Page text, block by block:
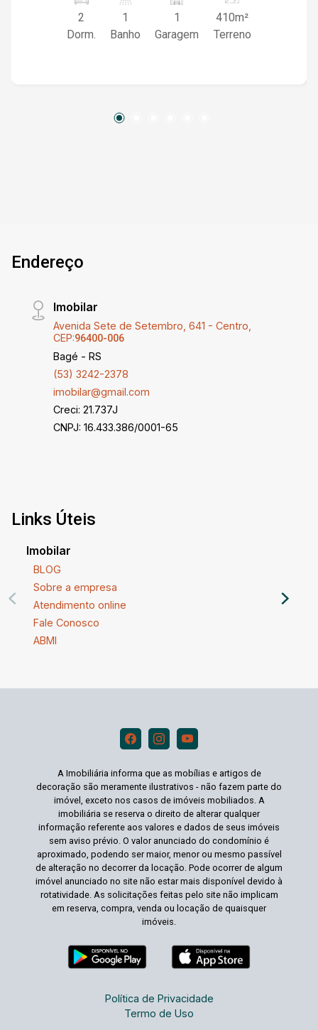
de vidro. A área social é integrada, contando
com sala e cozinha com acabamentos de fácil
manutenção. O destaque para o conforto fica por
equipada com churrasqueira para seus
2
Dorm.
1
Banho
1
Garagem
410m²
Terreno
Endereço
Imobilar
Avenida Sete de Setembro, 641 - Centro,
CEP:96400-006
Bagé - RS
(53) 3242-2378
imobilar@gmail.com
Creci: 21.737J
CNPJ: 16.433.386/0001-65
Links Úteis
Imobilar
BLOG
Sobre a empresa
Atendimento online
Fale Conosco
ABMI
A Imobiliária informa que as mobílias e artigos de
decoração são meramente ilustrativos - não fazem parte do
imóvel, exceto nos casos de imóveis mobiliados. A
imobiliária se reserva o direito de alterar qualquer
informação referente aos valores e dados de seus imóveis
sem aviso prévio. O valor anunciado do condomínio é
aproximado, podendo ser maior, menor ou mesmo passível
de alteração no decorrer da locação. Pode ocorrer de algum
imóvel anunciado no site não estar mais disponível devido à
rotatividade. As solicitações feitas pelo site não implicam
em reserva, compra, venda ou locação de quaisquer
imóveis.
Política de Privacidade
Termo de Uso